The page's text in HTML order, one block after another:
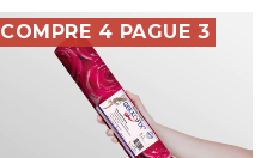
COMPRE 4 PAGUE 3